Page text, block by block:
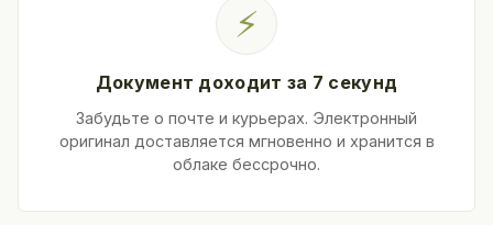
⚡
Документ доходит за 7 секунд
Забудьте о почте и курьерах. Электронный
оригинал доставляется мгновенно и хранится в
облаке бессрочно.